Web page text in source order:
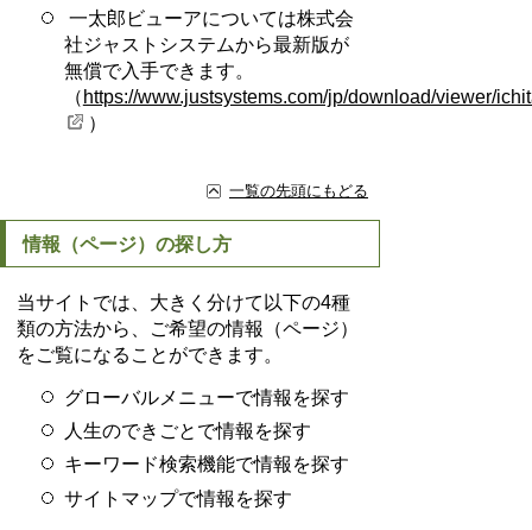
一太郎ビューアについては株式会
社ジャストシステムから最新版が
無償で入手できます。
（ https://www.justsystems.com/jp/download/viewer/
）
一覧の先頭にもどる
情報（ページ）の探し方
当サイトでは、大きく分けて以下の4種
類の方法から、ご希望の情報（ページ）
をご覧になることができます。
グローバルメニューで情報を探す
人生のできごとで情報を探す
キーワード検索機能で情報を探す
サイトマップで情報を探す